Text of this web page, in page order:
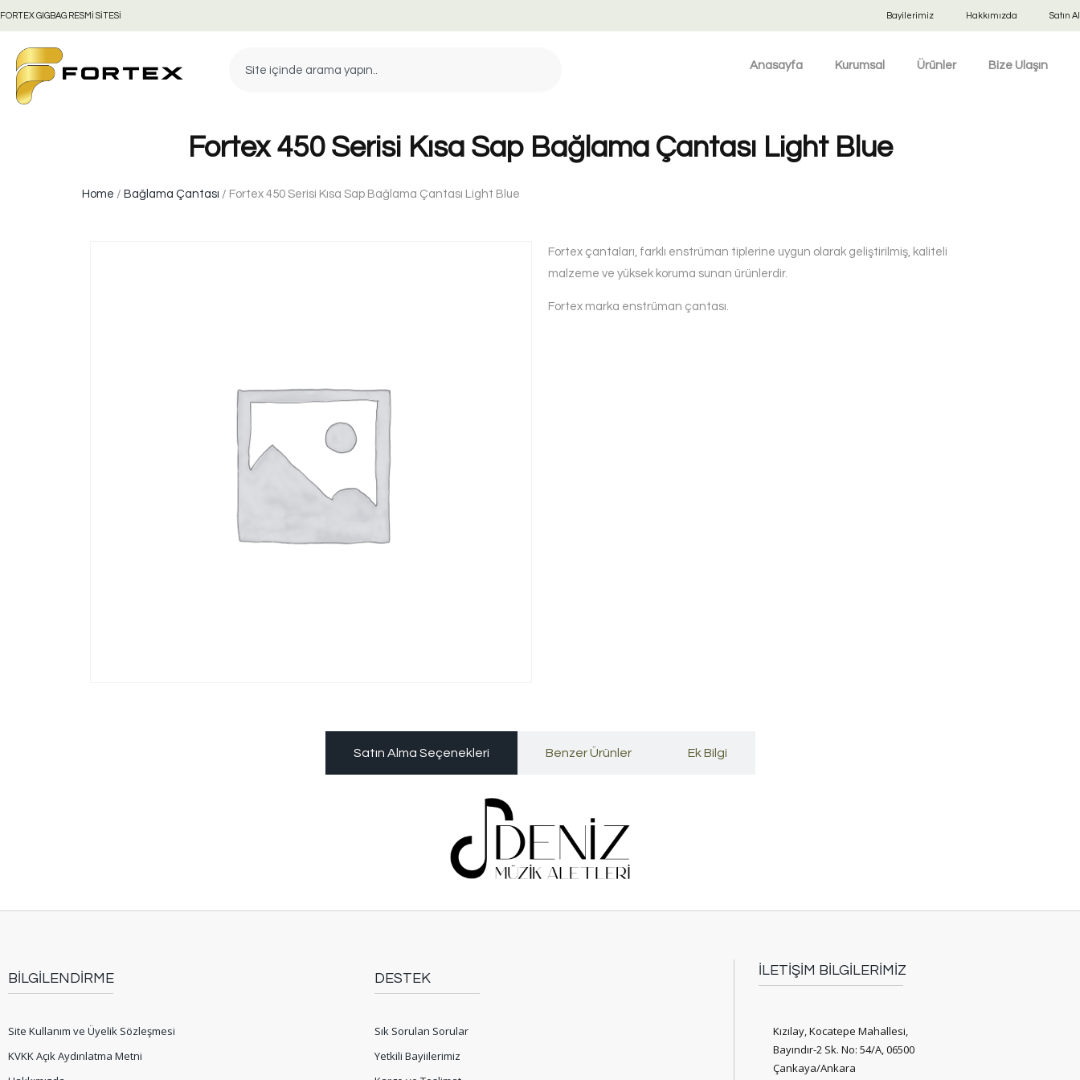
FORTEX GIGBAG RESMİ SİTESİ Bayilerimiz Hakkımızda Satın Al
Anasayfa Kurumsal Ürünler Bize Ulaşın
Fortex 450 Serisi Kısa Sap Bağlama Çantası Light Blue
Home / Bağlama Çantası / Fortex 450 Serisi Kısa Sap Bağlama Çantası Light Blue
Fortex çantaları, farklı enstrüman tiplerine uygun olarak geliştirilmiş, kaliteli
malzeme ve yüksek koruma sunan ürünlerdir.
Fortex marka enstrüman çantası.
Satın Alma Seçenekleri Benzer Ürünler Ek Bilgi
BİLGİLENDİRME
Site Kullanım ve Üyelik Sözleşmesi
KVKK Açık Aydınlatma Metni
DESTEK
Sık Sorulan Sorular
Yetkili Bayiilerimiz
İLETİŞİM BİLGİLERİMİZ
Kızılay, Kocatepe Mahallesi,
Bayındır-2 Sk. No: 54/A, 06500
Çankaya/Ankara